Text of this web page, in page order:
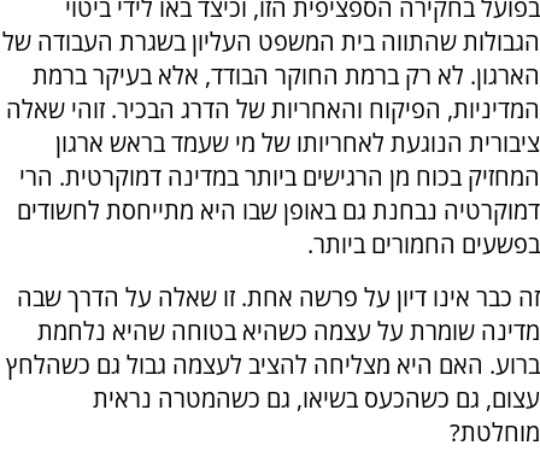
בפועל בחקירה הספציפית הזו, וכיצד באו לידי ביטוי
הגבולות שהתווה בית המשפט העליון בשגרת העבודה של
הארגון. לא רק ברמת החוקר הבודד, אלא בעיקר ברמת
המדיניות, הפיקוח והאחריות של הדרג הבכיר. זוהי שאלה
ציבורית הנוגעת לאחריותו של מי שעמד בראש ארגון
המחזיק בכוח מן הרגישים ביותר במדינה דמוקרטית. הרי
דמוקרטיה נבחנת גם באופן שבו היא מתייחסת לחשודים
בפשעים החמורים ביותר.
זה כבר אינו דיון על פרשה אחת. זו שאלה על הדרך שבה
מדינה שומרת על עצמה כשהיא בטוחה שהיא נלחמת
ברוע. האם היא מצליחה להציב לעצמה גבול גם כשהלחץ
עצום, גם כשהכעס בשיאו, גם כשהמטרה נראית
מוחלטת?